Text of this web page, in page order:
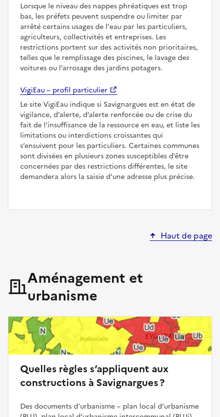
Lorsque le niveau des nappes phréatiques est trop
bas, les préfets peuvent suspendre ou limiter par
arrêté certains usages de l'eau par les particuliers,
agriculteurs, collectivités et entreprises. Les
restrictions portent sur des activités non prioritaires,
telles que le remplissage des piscines, le lavage des
voitures ou l’arrosage des jardins potagers.
VigiEau – profil particulier
Le site VigiEau indique si Savignargues est en état de
vigilance, d’alerte, d’alerte renforcée ou de crise du
fait de l’insuffisance de la ressource en eau, et liste les
limitations ou interdictions croissantes qui
s’ensuivent pour les particuliers. Certaines communes
sont divisées en plusieurs zones susceptibles d’être
concernées par des restrictions différentes, le site
demandera alors la saisie d’une adresse plus précise.
Haut de page
Aménagement et
urbanisme
Quelles règles s’appliquent aux
constructions à Savignargues ?
Des documents d’urbanisme – plan local d’urbanisme